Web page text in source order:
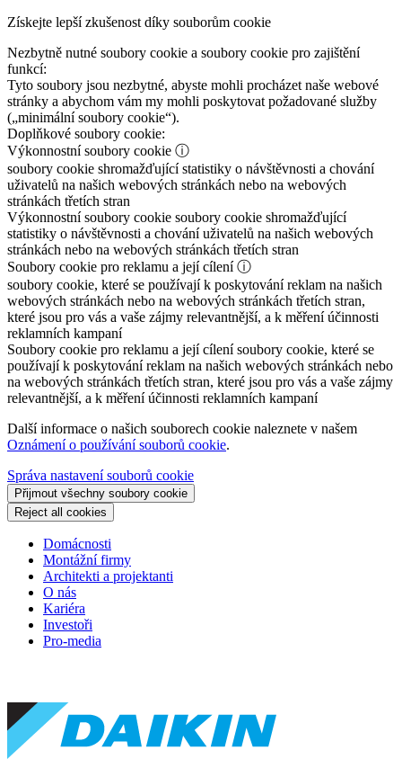
Získejte lepší zkušenost díky souborům cookie
Nezbytně nutné soubory cookie a soubory cookie pro zajištění
funkcí:
Tyto soubory jsou nezbytné, abyste mohli procházet naše webové
stránky a abychom vám my mohli poskytovat požadované služby
(„minimální soubory cookie“).
Doplňkové soubory cookie:
Výkonnostní soubory cookie ⓘ
soubory cookie shromažďující statistiky o návštěvnosti a chování
uživatelů na našich webových stránkách nebo na webových
stránkách třetích stran
Výkonnostní soubory cookie soubory cookie shromažďující
statistiky o návštěvnosti a chování uživatelů na našich webových
stránkách nebo na webových stránkách třetích stran
Soubory cookie pro reklamu a její cílení ⓘ
soubory cookie, které se používají k poskytování reklam na našich
webových stránkách nebo na webových stránkách třetích stran,
které jsou pro vás a vaše zájmy relevantnější, a k měření účinnosti
reklamních kampaní
Soubory cookie pro reklamu a její cílenísoubory cookie, které se
používají k poskytování reklam na našich webových stránkách nebo
na webových stránkách třetích stran, které jsou pro vás a vaše zájmy
relevantnější, a k měření účinnosti reklamních kampaní
Další informace o našich souborech cookie naleznete v našem
Oznámení o používání souborů cookie.
Správa nastavení souborů cookie
Přijmout všechny soubory cookie
Reject all cookies
Domácnosti
Montážní firmy
Architekti a projektanti
O nás
Kariéra
Investoři
Pro-media